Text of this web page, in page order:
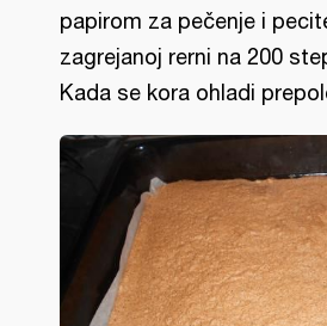
papirom za pečenje i
zagrejanoj rerni na 200
Kada se kora ohladi